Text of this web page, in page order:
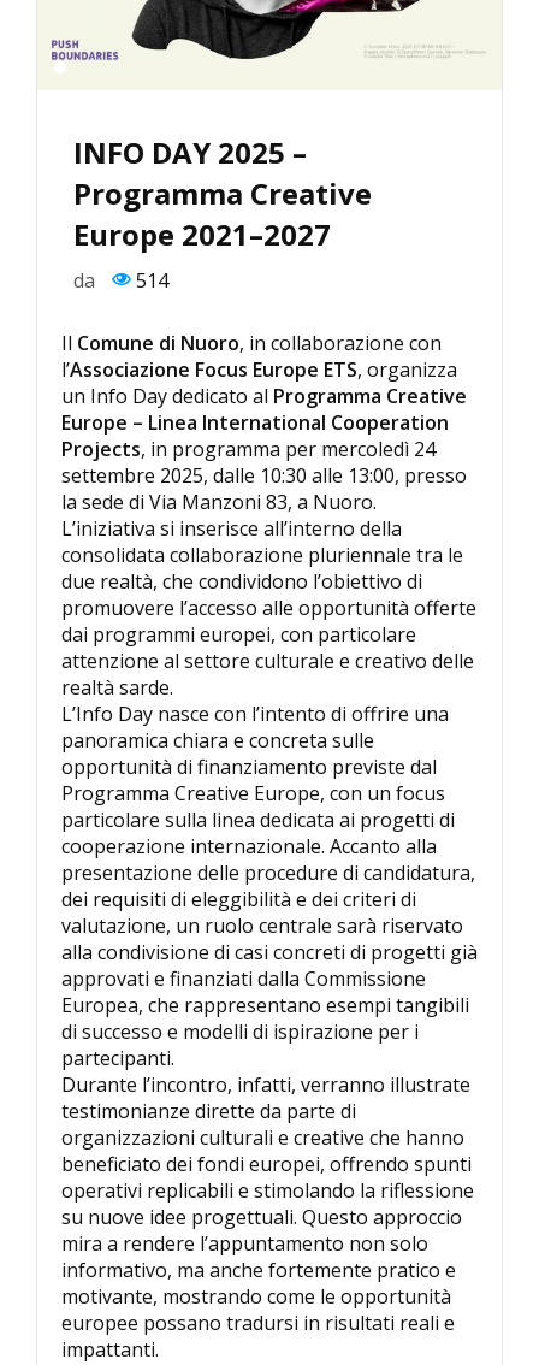
INFO DAY 2025 –
Programma Creative
Europe 2021–2027
da 514
Il Comune di Nuoro, in collaborazione con
l’Associazione Focus Europe ETS, organizza
un Info Day dedicato al Programma Creative
Europe – Linea International Cooperation
Projects, in programma per mercoledì 24
settembre 2025, dalle 10:30 alle 13:00, presso
la sede di Via Manzoni 83, a Nuoro.
L’iniziativa si inserisce all’interno della
consolidata collaborazione pluriennale tra le
due realtà, che condividono l’obiettivo di
promuovere l’accesso alle opportunità offerte
dai programmi europei, con particolare
attenzione al settore culturale e creativo delle
realtà sarde.
L’Info Day nasce con l’intento di offrire una
panoramica chiara e concreta sulle
opportunità di finanziamento previste dal
Programma Creative Europe, con un focus
particolare sulla linea dedicata ai progetti di
cooperazione internazionale. Accanto alla
presentazione delle procedure di candidatura,
dei requisiti di eleggibilità e dei criteri di
valutazione, un ruolo centrale sarà riservato
alla condivisione di casi concreti di progetti già
approvati e finanziati dalla Commissione
Europea, che rappresentano esempi tangibili
di successo e modelli di ispirazione per i
partecipanti.
Durante l’incontro, infatti, verranno illustrate
testimonianze dirette da parte di
organizzazioni culturali e creative che hanno
beneficiato dei fondi europei, offrendo spunti
operativi replicabili e stimolando la riflessione
su nuove idee progettuali. Questo approccio
mira a rendere l’appuntamento non solo
informativo, ma anche fortemente pratico e
motivante, mostrando come le opportunità
europee possano tradursi in risultati reali e
impattanti.